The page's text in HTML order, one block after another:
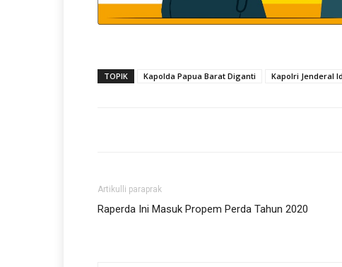
TOPIK Kapolda Papua Barat Diganti Kapolri Jenderal
Artikulli paraprak
Raperda Ini Masuk Propem Perda Tahun 2020